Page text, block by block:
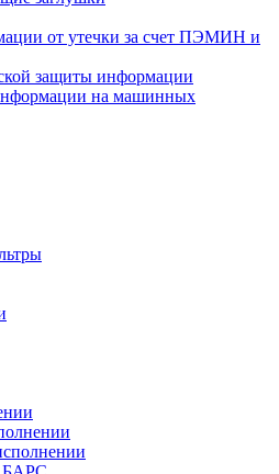
от утечки за счет ПЭМИН и
защиты информации
на машинных